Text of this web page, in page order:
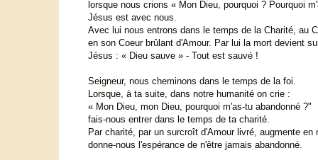
lorsque nous crions « Mon Dieu, pourquoi ? Pourquoi
Jésus est avec nous.
Avec lui nous entrons dans le temps de la Charité, au
en son Coeur brûlant d'Amour. Par lui la mort devient
Jésus : « Dieu sauve » - Tout est sauvé !
Seigneur, nous cheminons dans le temps de la foi.
Lorsque, à ta suite, dans notre humanité on crie :
« Mon Dieu, mon Dieu, pourquoi m'as-tu abandonné ?"
fais-nous entrer dans le temps de ta charité.
Par charité, par un surcroît d'Amour livré, augmente en
donne-nous l'espérance de n'être jamais abandonné.